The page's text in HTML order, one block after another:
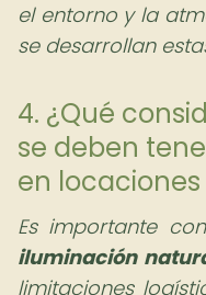
el entorno y la
se desarrollan
4. ¿Qué
se deben
en
Es importante
iluminación
limitaciones